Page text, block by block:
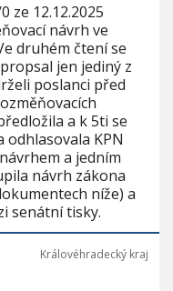
ze 12.12.2025
návrh ve
druhém čtení se
jen jediný z
poslanci před
a k 5ti se
odhlasovala KPN
a jedním
návrh zákona
níže) a
senátní tisky.
Královéhradecký kraj